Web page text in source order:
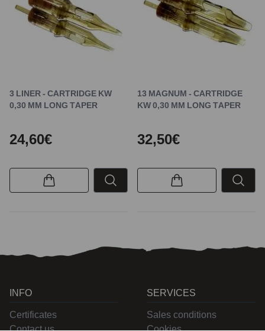
3 LINER - CARTRIDGE KW
0,30 MM LONG TAPER
24,60€
13 MAGNUM - CARTRIDGE
KW 0,30 MM LONG TAPER
32,50€
INFO
Certificates
Contact us
SERVICES
Sales conditions
Cookies